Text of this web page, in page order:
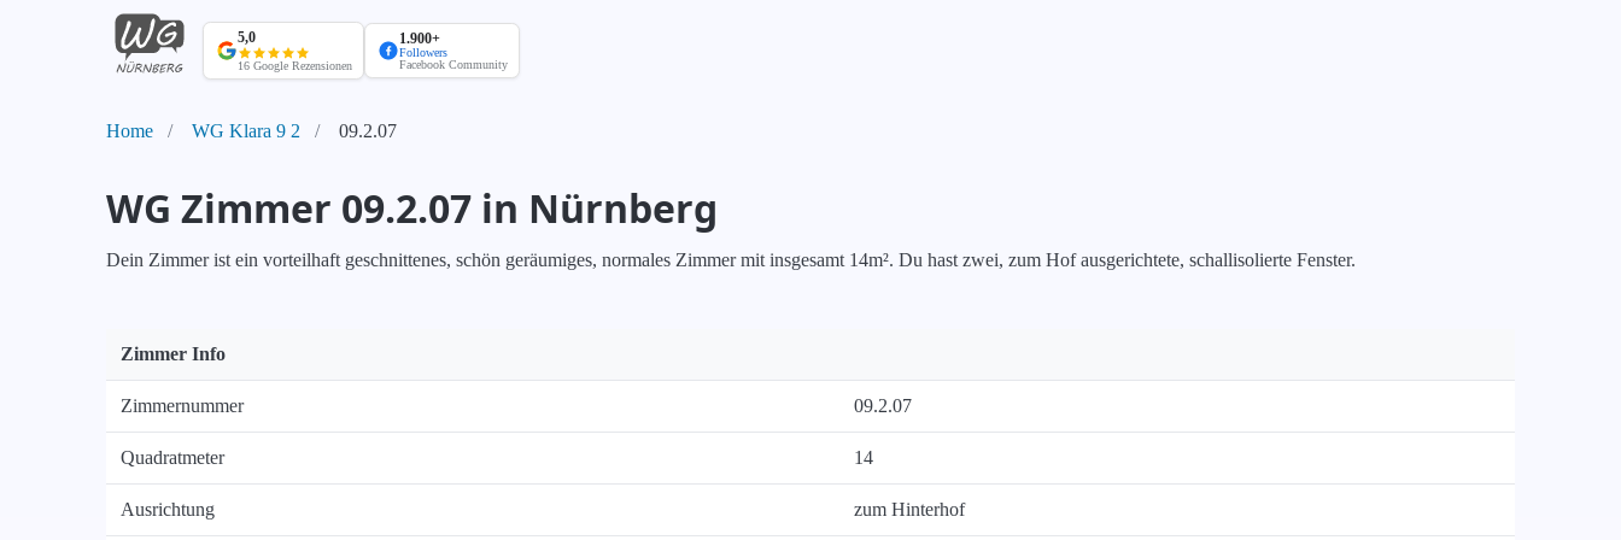
WG
Nürnberg
Startseite
5,0
16 Google Rezensionen
1.900+
Followers
Facebook Community
Home WG Klara 9 2 09.2.07
WG Zimmer 09.2.07 in Nürnberg
Dein Zimmer ist ein vorteilhaft geschnittenes, schön geräumiges, normales Zimmer mit insgesamt 14m². Du hast zwei, zum Hof ausgerichtete, schallisolierte Fenster.
Zimmer Info
Zimmernummer 09.2.07
Quadratmeter 14
Ausrichtung zum Hinterhof